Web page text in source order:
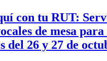
con tu RUT:
de mesa para
del 26 y 27 de